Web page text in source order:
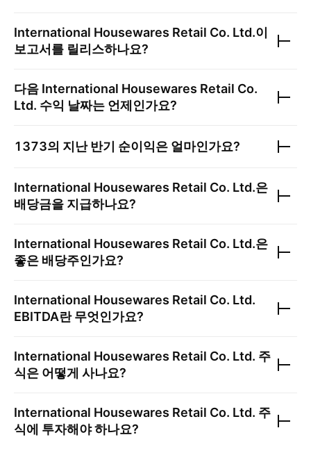
International Housewares Retail Co. Ltd.이
보고서를 릴리스하나요?
다음 International Housewares Retail Co.
Ltd. 수익 날짜는 언제인가요?
1373의 지난 반기 순이익은 얼마인가요?
International Housewares Retail Co. Ltd.은
배당금을 지급하나요?
International Housewares Retail Co. Ltd.은
좋은 배당주인가요?
International Housewares Retail Co. Ltd.
EBITDA란 무엇인가요?
International Housewares Retail Co. Ltd. 주
식은 어떻게 사나요?
International Housewares Retail Co. Ltd. 주
식에 투자해야 하나요?